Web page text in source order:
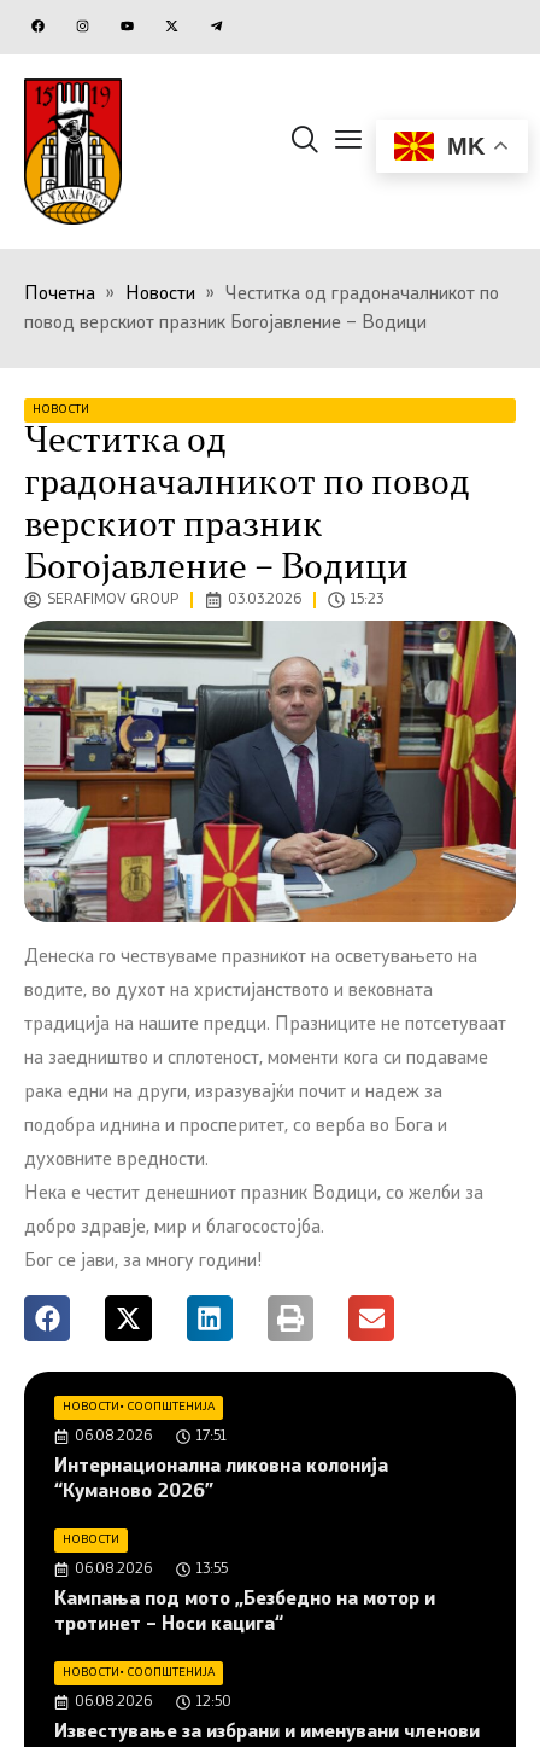
MK
Почетна » Новости »
Честитка од градоначалникот по
повод верскиот празник Богојавление – Водици
НОВОСТИ
Честитка од
градоначалникот по повод
верскиот празник
Богојавление – Водици
SERAFIMOV GROUP 03.03.2026 15:23
Денеска го чествуваме празникот на осветувањето на
водите, во духот на христијанството и вековната
традиција на нашите предци. Празниците не потсетуваат
на заедништво и сплотеност, моменти кога си подаваме
рака едни на други, изразувајќи почит и надеж за
подобра иднина и просперитет, со верба во Бога и
духовните вредности.
Нека е честит денешниот празник Водици, со желби за
добро здравје, мир и благосостојба.
Бог се јави, за многу години!
НОВОСТИ• СООПШТЕНИЈА
06.08.2026 17:51
Интернационална ликовна колонија
“Куманово 2026”
НОВОСТИ
06.08.2026 13:55
Кампања под мото „Безбедно на мотор и
тротинет – Носи кацига“
НОВОСТИ• СООПШТЕНИЈА
06.08.2026 12:50
Известување за избрани и именувани членови